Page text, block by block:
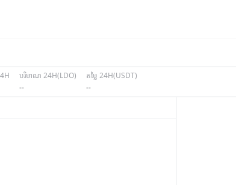
បរិមាណ 24H(LDO)
--
តម្លៃ 24H(USDT)
--